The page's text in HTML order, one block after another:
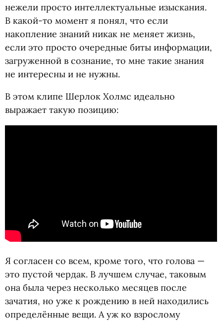
нежели просто интеллектуальные изыскания.
В какой-то момент я понял, что если
накопление знаний никак не меняет жизнь,
если это просто очередные биты информации,
загруженной в сознание, то мне такие знания
не интересны и не нужны.
В этом клипе Шерлок Холмс идеально
выражает такую позицию:
Я согласен со всем, кроме того, что голова —
это пустой чердак. В лучшем случае, таковым
она была через несколько месяцев после
зачатия, но уже к рождению в ней находились
определённые вещи. А уж ко взрослому